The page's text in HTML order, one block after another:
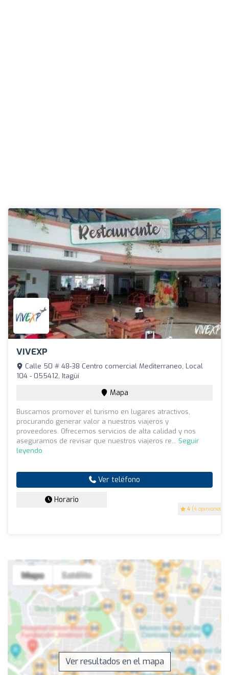
VIVEXP
4 (4 opiniones)
Calle 50 # 48-38 Centro comercial Mediterraneo, Local
104 - 055412, Itagüí
Mapa
Buscamos promover el turismo en lugares atractivos,
procurando generar valor a nuestros viajeros y
proveedores. Ofrecemos servicios de alta calidad y nos
aseguramos de revisar que nuestros viajeros re... Seguir
leyendo
Ver teléfono
Horario
Ver resultados en el mapa